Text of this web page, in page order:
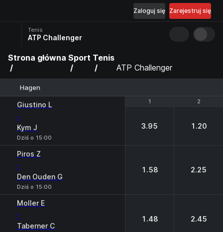
Zarejestruj się
Zaloguj się
Tenis
ATP Challenger
Strona główna Sport Tenis
ATP Challenger
Hagen
1 2
Giustino L
-
Kym J
Dziś o 15:00
1 2
3.95 1.20
Piros Z
-
Den Ouden G
Dziś o 15:00
1.58 2.25
Moller E
-
Taberner C
1.48 2.45